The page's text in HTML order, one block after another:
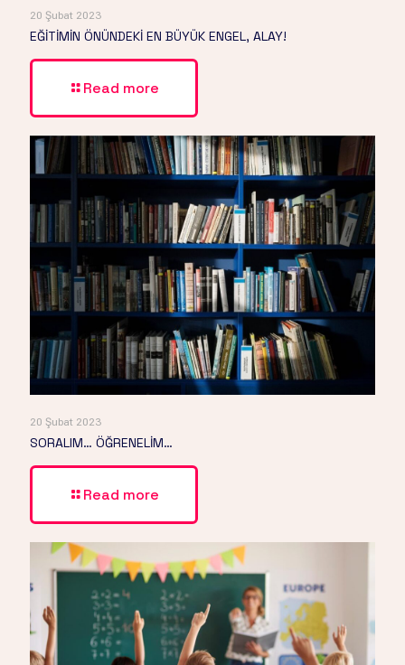
20 Şubat 2023
EĞİTİMİN ÖNÜNDEKİ EN BÜYÜK ENGEL, ALAY!
Read more
20 Şubat 2023
SORALIM… ÖĞRENELİM…
Read more